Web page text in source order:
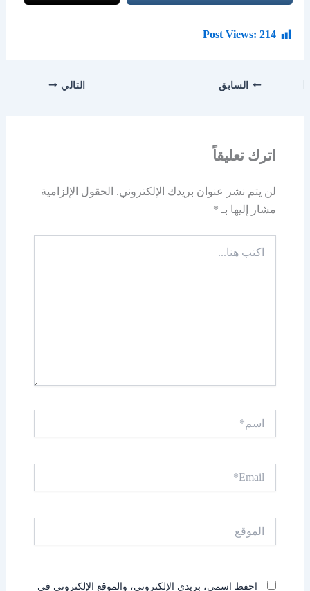
Post Views: 214
السابق التالي
اترك تعليقاً
لن يتم نشر عنوان بريدك الإلكتروني. الحقول الإلزامية
مشار إليها بـ *
هنا...
احفظ اسمي، بريدي الإلكتروني، والموقع الإلكتروني في